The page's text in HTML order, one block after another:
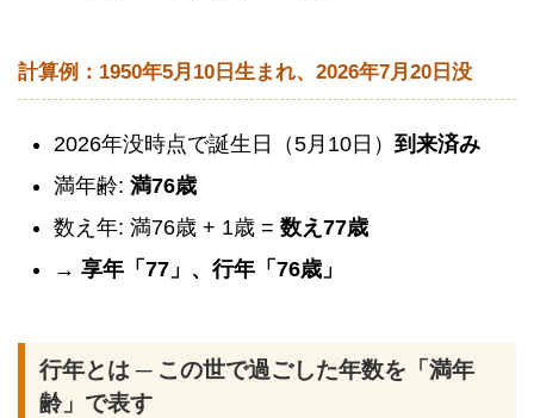
計算例：1950年5月10日生まれ、2026年7月20日没
2026年没時点で誕生日（5月10日） 到来済み
満年齢: 満76歳
数え年: 満76歳 + 1歳 = 数え77歳
→ 享年「77」、行年「76歳」
行年とは ─ この世で過ごした年数を「満年
齢」で表す